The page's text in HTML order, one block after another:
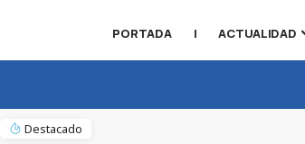
PORTADA | ACTUALIDAD
Destacado